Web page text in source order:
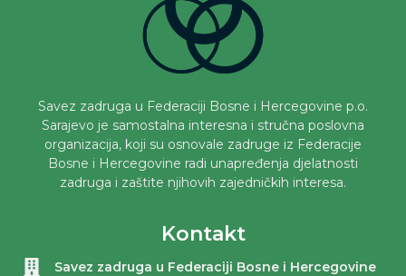
Savez zadruga u Federaciji Bosne i Hercegovine p.o.
Sarajevo je samostalna interesna i stručna poslovna
organizacija, koji su osnovale zadruge iz Federacije
Bosne i Hercegovine radi unapređenja djelatnosti
zadruga i zaštite njihovih zajedničkih interesa.
Kontakt
Savez zadruga u Federaciji Bosne i Hercegovine